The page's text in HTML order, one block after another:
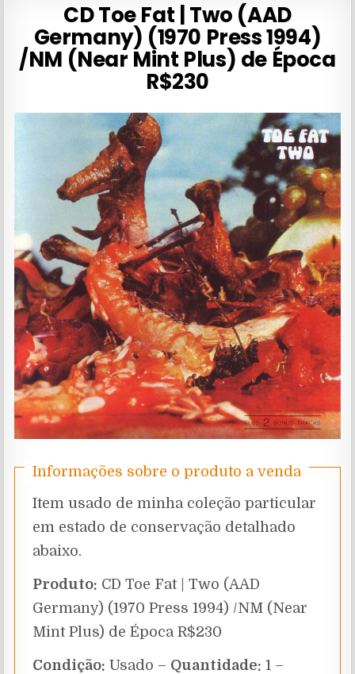
CD Toe Fat | Two (AAD
Germany) (1970 Press 1994)
/NM (Near Mint Plus) de Época
R$230
Informações sobre o produto a venda
Item usado de minha coleção particular
em estado de conservação detalhado
abaixo.
Produto: CD Toe Fat | Two (AAD
Germany) (1970 Press 1994) /NM (Near
Mint Plus) de Época R$230
Condição: Usado – Quantidade: 1 –